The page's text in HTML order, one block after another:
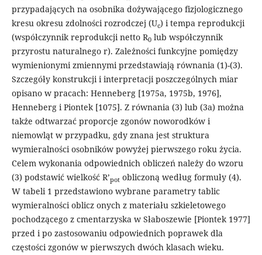
przypadających na osobnika dożywającego fizjologicznego
kresu okresu zdolności rozrodczej (Uc) i tempa reprodukcji
(współczynnik reprodukcji netto R0lub współczynnik
przyrostu naturalnego r). Zależności funkcyjne pomiędzy
wymienionymi zmiennymi przedstawiają równania (1)-(3).
Szczegóły konstrukcji i interpretacji poszczególnych miar
opisano w pracach: Henneberg [1975a, 1975b, 1976],
Henneberg i Piontek [1075]. Z równania (3) lub (3a) można
także odtwarzać proporcje zgonów noworodków i
niemowląt w przypadku, gdy znana jest struktura
wymieralności osobników powyżej pierwszego roku życia.
Celem wykonania odpowiednich obliczeń należy do wzoru
(3) podstawić wielkość R’potobliczoną według formuły (4).
W tabeli 1 przedstawiono wybrane parametry tablic
wymieralności oblicz onych z materiału szkieletowego
pochodzącego z cmentarzyska w Słaboszewie [Piontek 1977]
przed i po zastosowaniu odpowiednich poprawek dla
częstości zgonów w pierwszych dwóch klasach wieku.